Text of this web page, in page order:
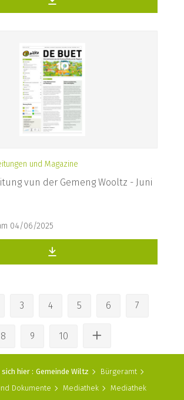
und Magazine
vun der Gemeng Wooltz - Juni
04/06/2025
3 4 5 6 7
8 9 10
hier : Gemeinde Wiltz
Bürgeramt
Dokumente
Mediathek Mediathek